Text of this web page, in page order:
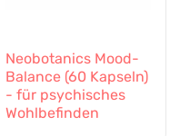
Neobotanics Mood-
Balance (60 Kapseln)
- für psychisches
Wohlbefinden